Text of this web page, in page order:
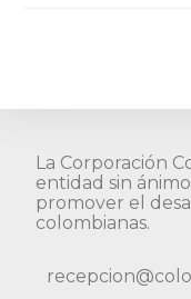
La Corporación
entidad sin
promover el
colombianas.